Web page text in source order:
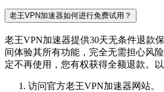
老王VPN加速器如何进行免费试用？
老王VPN加速器提供30天无条件退款
间体验其所有功能，完全无需担心风
定不再使用，您有权获得全额退款。
访问官方老王VPN加速器网站。